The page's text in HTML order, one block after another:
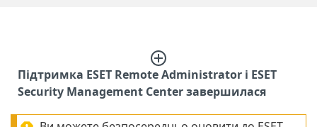
Підтримка ESET Remote Administrator і ESET
Security Management Center завершилася